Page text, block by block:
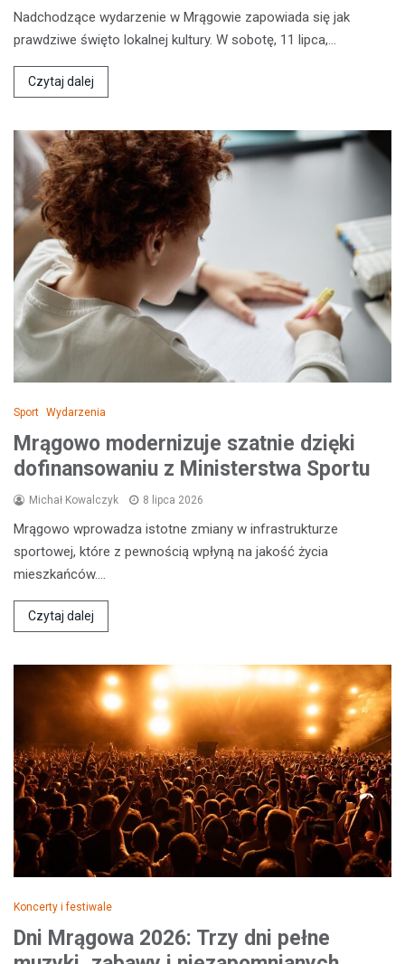
Nadchodzące wydarzenie w Mrągowie zapowiada się jak
prawdziwe święto lokalnej kultury. W sobotę, 11 lipca,…
Czytaj dalej
Sport Wydarzenia
Mrągowo modernizuje szatnie dzięki
dofinansowaniu z Ministerstwa Sportu
Michał Kowalczyk 8 lipca 2026
Mrągowo wprowadza istotne zmiany w infrastrukturze
sportowej, które z pewnością wpłyną na jakość życia
mieszkańców.…
Czytaj dalej
Koncerty i festiwale
Dni Mrągowa 2026: Trzy dni pełne